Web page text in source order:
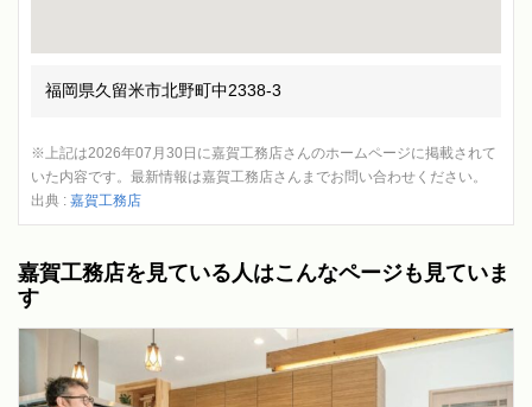
福岡県久留米市北野町中2338-3
※上記は2026年07月30日に嘉賀工務店さんのホームページに掲載されて
いた内容です。最新情報は嘉賀工務店さんまでお問い合わせください。
出典 : 嘉賀工務店
嘉賀工務店を見ている人はこんなページも見ていま
す